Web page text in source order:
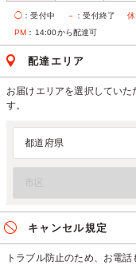
◯ ：受付中 － ：受付終了 休
PM ：14:00から配達可
配達エリア
お届けエリアを選択してい
す。
キャンセル規定
トラブル防止のため、お電